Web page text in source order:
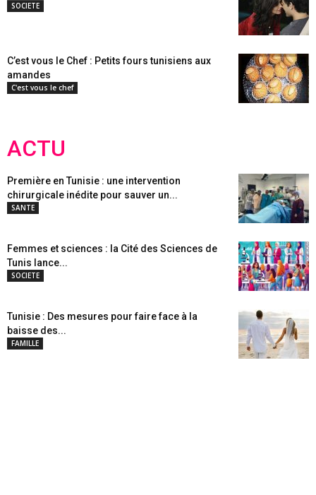
SOCIETE
C’est vous le Chef : Petits fours tunisiens aux
amandes
C'est vous le chef
ACTU
Première en Tunisie : une intervention
chirurgicale inédite pour sauver un...
SANTE
Femmes et sciences : la Cité des Sciences de
Tunis lance...
SOCIETE
Tunisie : Des mesures pour faire face à la
baisse des...
FAMILLE